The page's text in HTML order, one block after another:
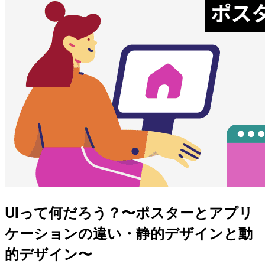
UIって何だろう？〜ポスターとアプリ
ケーションの違い・静的デザインと動
的デザイン〜